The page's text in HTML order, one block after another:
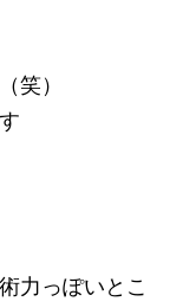
笑）
力っぽいとこ